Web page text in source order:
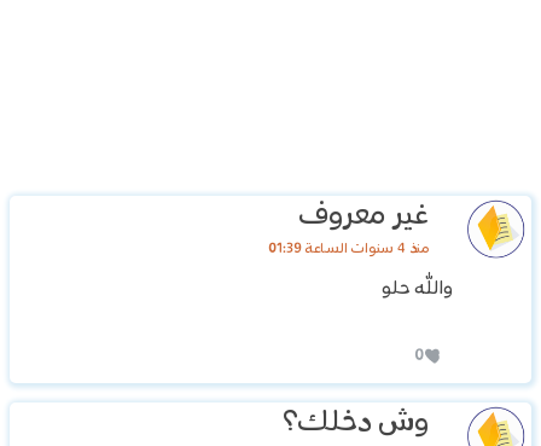
غير معروف
منذ 4 سنوات الساعة 01:39
والله حلو
0
وش دخلك؟